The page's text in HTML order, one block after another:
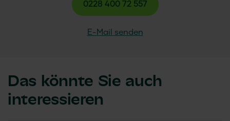
0228 400 72 557
E-Mail senden
Das könnte Sie auch
interessieren